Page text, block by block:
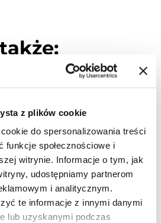
z plików cookie
do spersonalizowania treści
funkcje społecznościowe i
witrynie. Informacje o tym, jak
udostępniamy partnerom
i analitycznym.
te informacje z innymi danymi
lub uzyskanymi podczas